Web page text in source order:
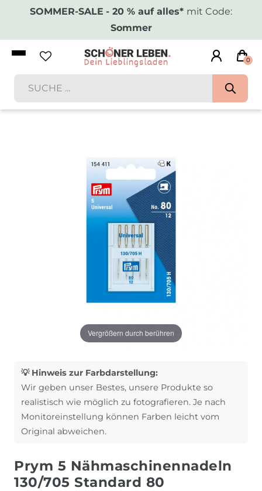
SOMMER-SALE - 20 % auf alles* mit Code:
Sommer
0
Vergrößern durch berühren
💡 Hinweis zur Farbdarstellung:
Wir geben unser Bestes, unsere Produkte so
realistisch wie möglich zu fotografieren. Je nach
Monitoreinstellung können Farben leicht vom
Original abweichen.
Prym 5 Nähmaschinennadeln
130/705 Standard 80